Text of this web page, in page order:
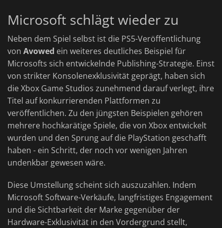
Microsoft schlägt wieder zu
Neben dem Spiel selbst ist die PS5-Veröffentlichung
von Avowed ein weiteres deutliches Beispiel für
Microsofts sich entwickelnde Publishing-Strategie. Einst
von strikter Konsolenexklusivität geprägt, haben sich
die Xbox Game Studios zunehmend darauf verlegt, ihre
Titel auf konkurrierenden Plattformen zu
veröffentlichen. Zu den jüngsten Beispielen gehören
mehrere hochkarätige Spiele, die von Xbox entwickelt
wurden und den Sprung auf die PlayStation geschafft
haben - ein Schritt, der noch vor wenigen Jahren
undenkbar gewesen wäre.
Diese Umstellung scheint sich auszuzahlen. Indem
Microsoft Software-Verkäufe, langfristiges Engagement
und die Sichtbarkeit der Marke gegenüber der
Hardware-Exklusivität in den Vordergrund stellt,